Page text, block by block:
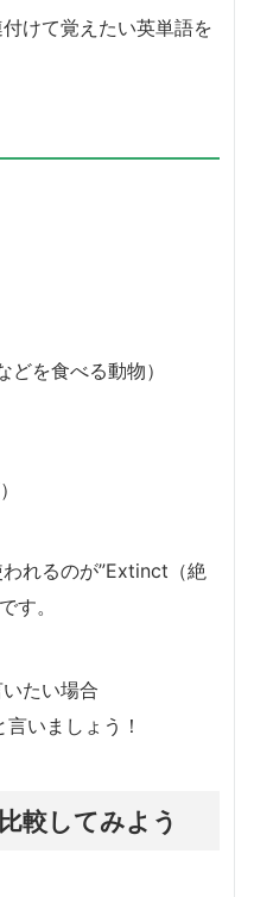
けて覚えたい英単語を
どを食べる動物）
れるのが”Extinct（絶
す。
たい場合
いましょう！
較してみよう